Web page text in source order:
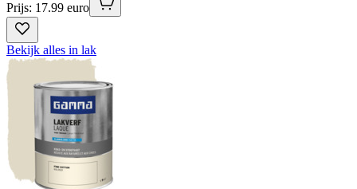
Prijs: 17.99 euro
Bekijk alles in lak